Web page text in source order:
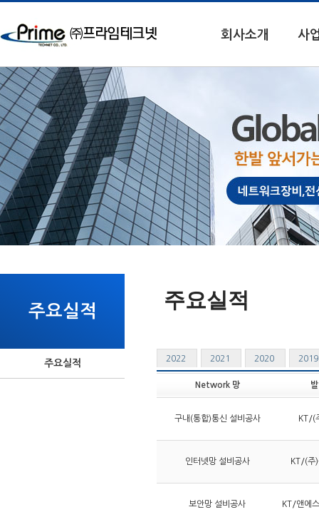
회사소개 사
주요실적
주요실적
주요실적
2022 2021 2020
Network 망
구내(통합)통신 설비공사 KT/(
인터넷망 설비공사 KT/(주
보안망 설비공사 KT/앤에